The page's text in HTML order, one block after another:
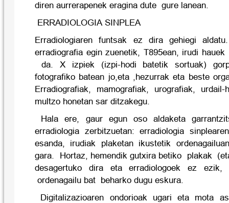
diren aurrerapenek eragina dute gure lanean.
ERRADIOLOGIA SINPLEA
Erradiologiaren funtsak ez dira gehiegi
erradiografia egin zuenetik, T895ean, irudi
da. X izpiek (izpi-hodi batetik sortuak)
fotografiko batean jo,eta ,hezurrak eta beste
Erradiografiak, mamografiak, urografiak, urdail-
multzo honetan sar ditzakegu.
Hala ere, gaur egun oso aldaketa
erradiologia zerbitzuetan: erradiologia
esanda, irudiak plaketan ikustetik
gara. Hortaz, hemendik gutxira betiko plakak
desagertuko dira eta erradiologoek ez
ordenagailu bat beharko dugu eskura.
Digitalizazioaren ondorioak ugari eta mota